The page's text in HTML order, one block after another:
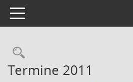
Toggle navigation
Rechercheauswahl
Termine 2011